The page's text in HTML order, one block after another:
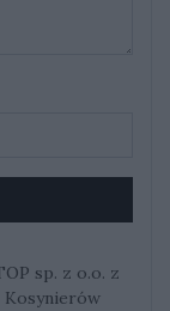
sp. z o.o. z
Kosynierów